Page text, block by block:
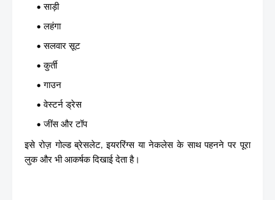
साड़ी
लहंगा
सलवार सूट
कुर्ती
गाउन
वेस्टर्न ड्रेस
जींस और टॉप
इसे रोज़ गोल्ड ब्रेसलेट, इयररिंग्स या नेकलेस के साथ पहनने पर पूरा
लुक और भी आकर्षक दिखाई देता है।